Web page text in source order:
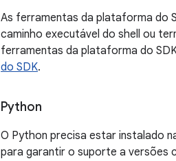
As ferramentas da plataforma do
caminho executável do shell ou
ferramentas da plataforma do
do SDK.
Python
O Python precisa estar instalado
para garantir o suporte a versões